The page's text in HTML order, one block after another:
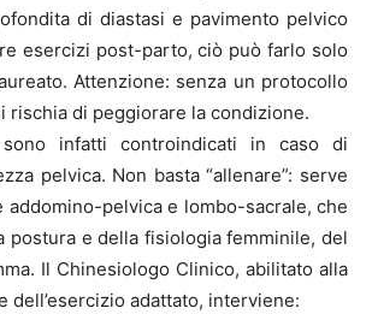
di diastasi e pavimento pelvico
esercizi post-parto, ciò può farlo solo
Attenzione: senza un protocollo
rischia di peggiorare la condizione.
infatti controindicati in caso di
pelvica. Non basta “allenare”: serve
addomino-pelvica e lombo-sacrale, che
postura e della fisiologia femminile, del
Il Chinesiologo Clinico, abilitato alla
dell’esercizio adattato, interviene: